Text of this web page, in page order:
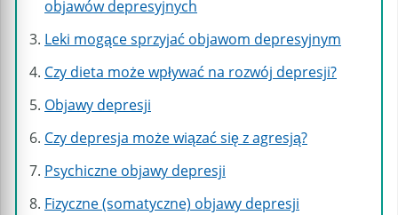
objawów depresyjnych
Leki mogące sprzyjać objawom depresyjnym
Czy dieta może wpływać na rozwój depresji?
Objawy depresji
Czy depresja może wiązać się z agresją?
Psychiczne objawy depresji
Fizyczne (somatyczne) objawy depresji